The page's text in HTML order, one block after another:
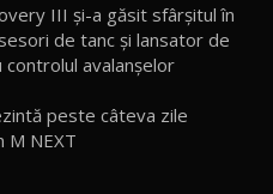
/ Test Drive AutoBlog.MD
Test Drive AutoBlog.MD
III şi-a găsit sfârşitul în
de tanc şi lansator de
avalanşelor
peste câteva zile
M NEXT